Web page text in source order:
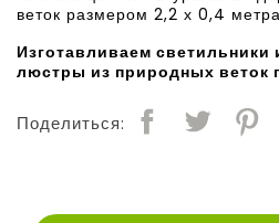
веток размером 2,2 х 0,4
Изготавливаем светильники
люстры из природных веток
Поделиться: